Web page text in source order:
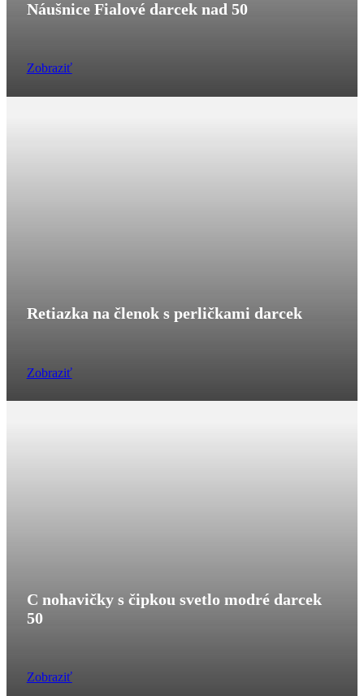
Náušnice Fialové darcek nad 50
Zobraziť
Retiazka na členok s perličkami darcek
Zobraziť
C nohavičky s čipkou svetlo modré darcek
50
Zobraziť